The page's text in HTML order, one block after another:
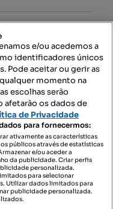
e/ou acedemos a
identificadores únicos
Pode aceitar ou gerir as
momento na
escolhas serão
afetarão os dados de
de Privacidade
para fornecermos:
ativamente as características
públicos através de estatísticas
e/ou aceder a
da publicidade. Criar perfis
personalizada.
para selecionar
Utilizar dados limitados para
publicidade personalizada.